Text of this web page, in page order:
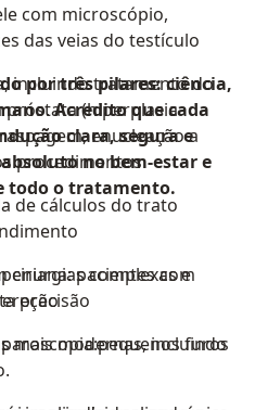
com microscópio,
das veias do testículo
incluindo tratamento do
(hiperplasia
enucleação a
procedimentos
de cálculos do trato
pacientes com
furos
por três pilares: ciência,
.Acredito que cada
clara, segura e
no bem-estar e
todo o tratamento.
cirurgias complexas e
precisão
mais modernas, incluindo